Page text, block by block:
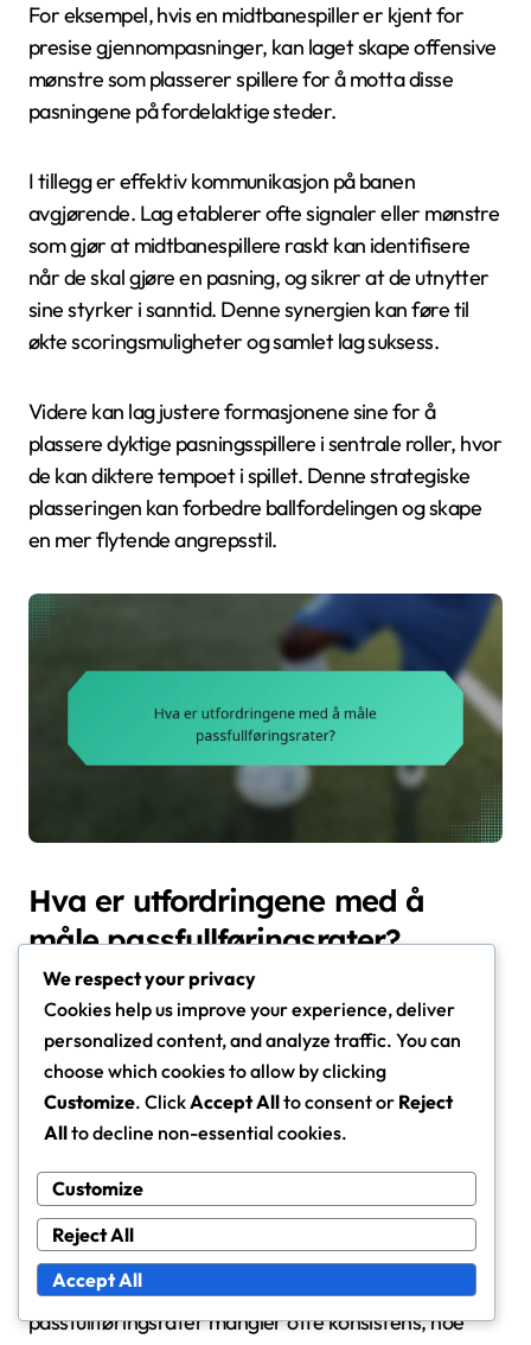
For eksempel, hvis en midtbanespiller er kjent for
presise gjennompasninger, kan laget skape offensive
mønstre som plasserer spillere for å motta disse
pasningene på fordelaktige steder.
I tillegg er effektiv kommunikasjon på banen
avgjørende. Lag etablerer ofte signaler eller mønstre
som gjør at midtbanespillere raskt kan identifisere
når de skal gjøre en pasning, og sikrer at de utnytter
sine styrker i sanntid. Denne synergien kan føre til
økte scoringsmuligheter og samlet lag suksess.
Videre kan lag justere formasjonene sine for å
plassere dyktige pasningsspillere i sentrale roller, hvor
de kan diktere tempoet i spillet. Denne strategiske
plasseringen kan forbedre ballfordelingen og skape
en mer flytende angrepsstil.
Hva er utfordringene med å
måle passfullføringsrater?
Å måle passfullføringsratene i FIFA U-17 kvinne-VM
2024 presenterer flere utfordringer på grunn av
variasjon i spillerroller, spillkontekst og statistiske
definisjoner. Disse faktorene kan betydelig påvirke
nøyaktigheten og påliteligheten til de innsamlede
dataene.
Begrensninger i nåværende
statistiske metoder
De nåværende statistiske metodene for å spore
passfullføringsrater mangler ofte konsistens, noe
We respect your privacy
Cookies help us improve your experience, deliver
personalized content, and analyze traffic. You can
choose which cookies to allow by clicking
Customize. ClickAccept Allto consent or Reject
Allto decline non-essential cookies.
Customize
Reject All
Accept All